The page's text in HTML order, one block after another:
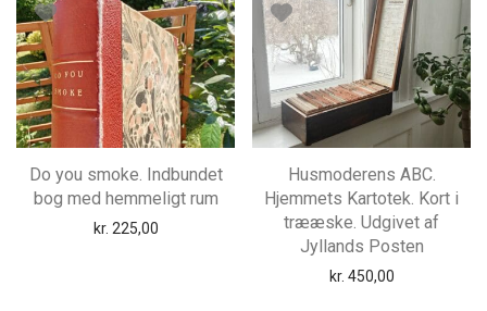
Do you smoke. Indbundet
bog med hemmeligt rum
kr. 225,00
Husmoderens ABC.
Hjemmets Kartotek. Kort i
trææske. Udgivet af
Jyllands Posten
kr. 450,00